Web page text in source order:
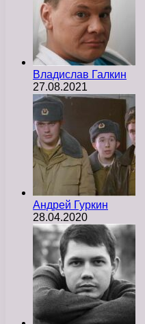
Владислав Галкин
27.08.2021
Андрей Гуркин
28.04.2020